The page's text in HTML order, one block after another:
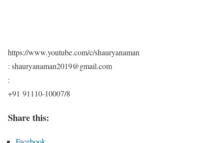
https://www.youtube.com/c/shauryanaman
: shauryanaman2019@gmail.com
:
+91 91110-10007/8
Share this: